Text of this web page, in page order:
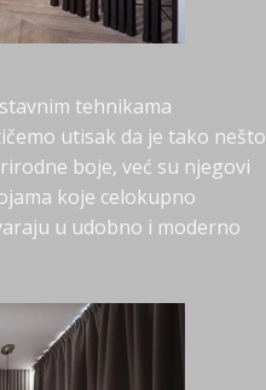
tehnikama
utisak da je tako nešto
boje, već su njegovi
koje celokupno
u udobno i moderno